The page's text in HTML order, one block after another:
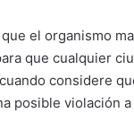
el organismo
que cualquier
considere
posible violación